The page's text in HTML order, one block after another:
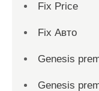
Fix Price
Fix Авто
Genesis
Genesis